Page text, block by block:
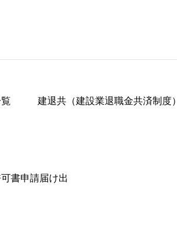
建退共（建設業退職金共済制度）
書申請届け出